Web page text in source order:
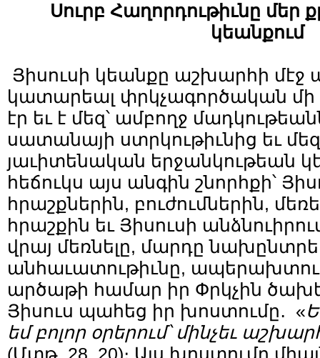
Սուրբ Հաղորդութիւնը մեր
կեանքում
Յիսուսի կեանքը աշխարհի մէջ
կատարեալ փրկչագործական
էր եւ է մեզ՝ ամբողջ
սատանայի ստրկութիւնից եւ
յաւիտենական երջանկութեան
հեճուկս այս անգին շնորհքի՝
հրաշքներին, բուժումներին,
հրաշքին եւ Յիսուսի
վրայ մեռնելը, մարդը
անհաւատութիւնը,
արծաթի համար իր Փրկչին
Յիսուս պահեց իր խոստումը․ «
եմ բոլոր օրերում՝ մինչեւ
(Մտթ․ 28, 20)։ Այս խոստումը